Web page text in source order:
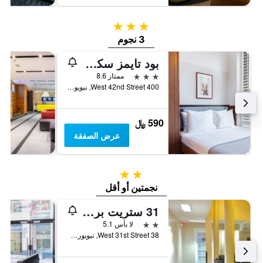
3 نجوم
3 نجوم
بود تايمز سكوير
3 نجوم
ممتاز 8.6
400 West 42nd Street, نيويورك, NY, الولايات المتحدة الأميريكية
590 ﷼
عرض الصفقة
2 نجمتين
نجمتين أو أقل
31 ستريت برودواي هوتل
2 نجمتين
لا بأس 5.1
38 West 31st Street, نيويورك, NY, الولايات المتحدة الأميريكية